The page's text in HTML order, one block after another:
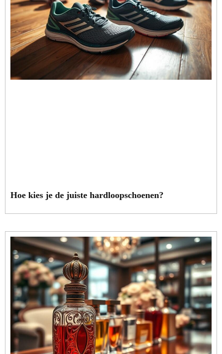
Hoe kies je de juiste hardloopschoenen?